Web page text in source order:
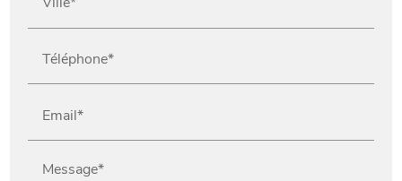
Ville*
Téléphone*
Email*
Message*